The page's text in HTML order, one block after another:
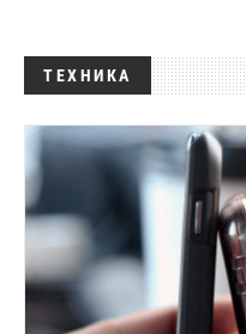
ТЕХНИКА